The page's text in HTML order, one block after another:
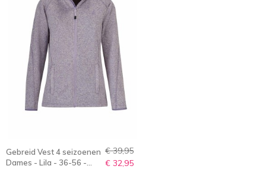
Gebreid Vest 4 seizoenen
Dames - Lila - 36-56 -
€ 39,95
€ 32,95